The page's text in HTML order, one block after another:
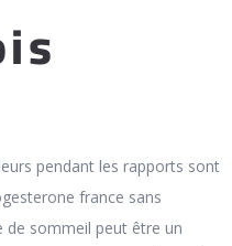
pendant les rapports sont
france sans
de sommeil peut être un